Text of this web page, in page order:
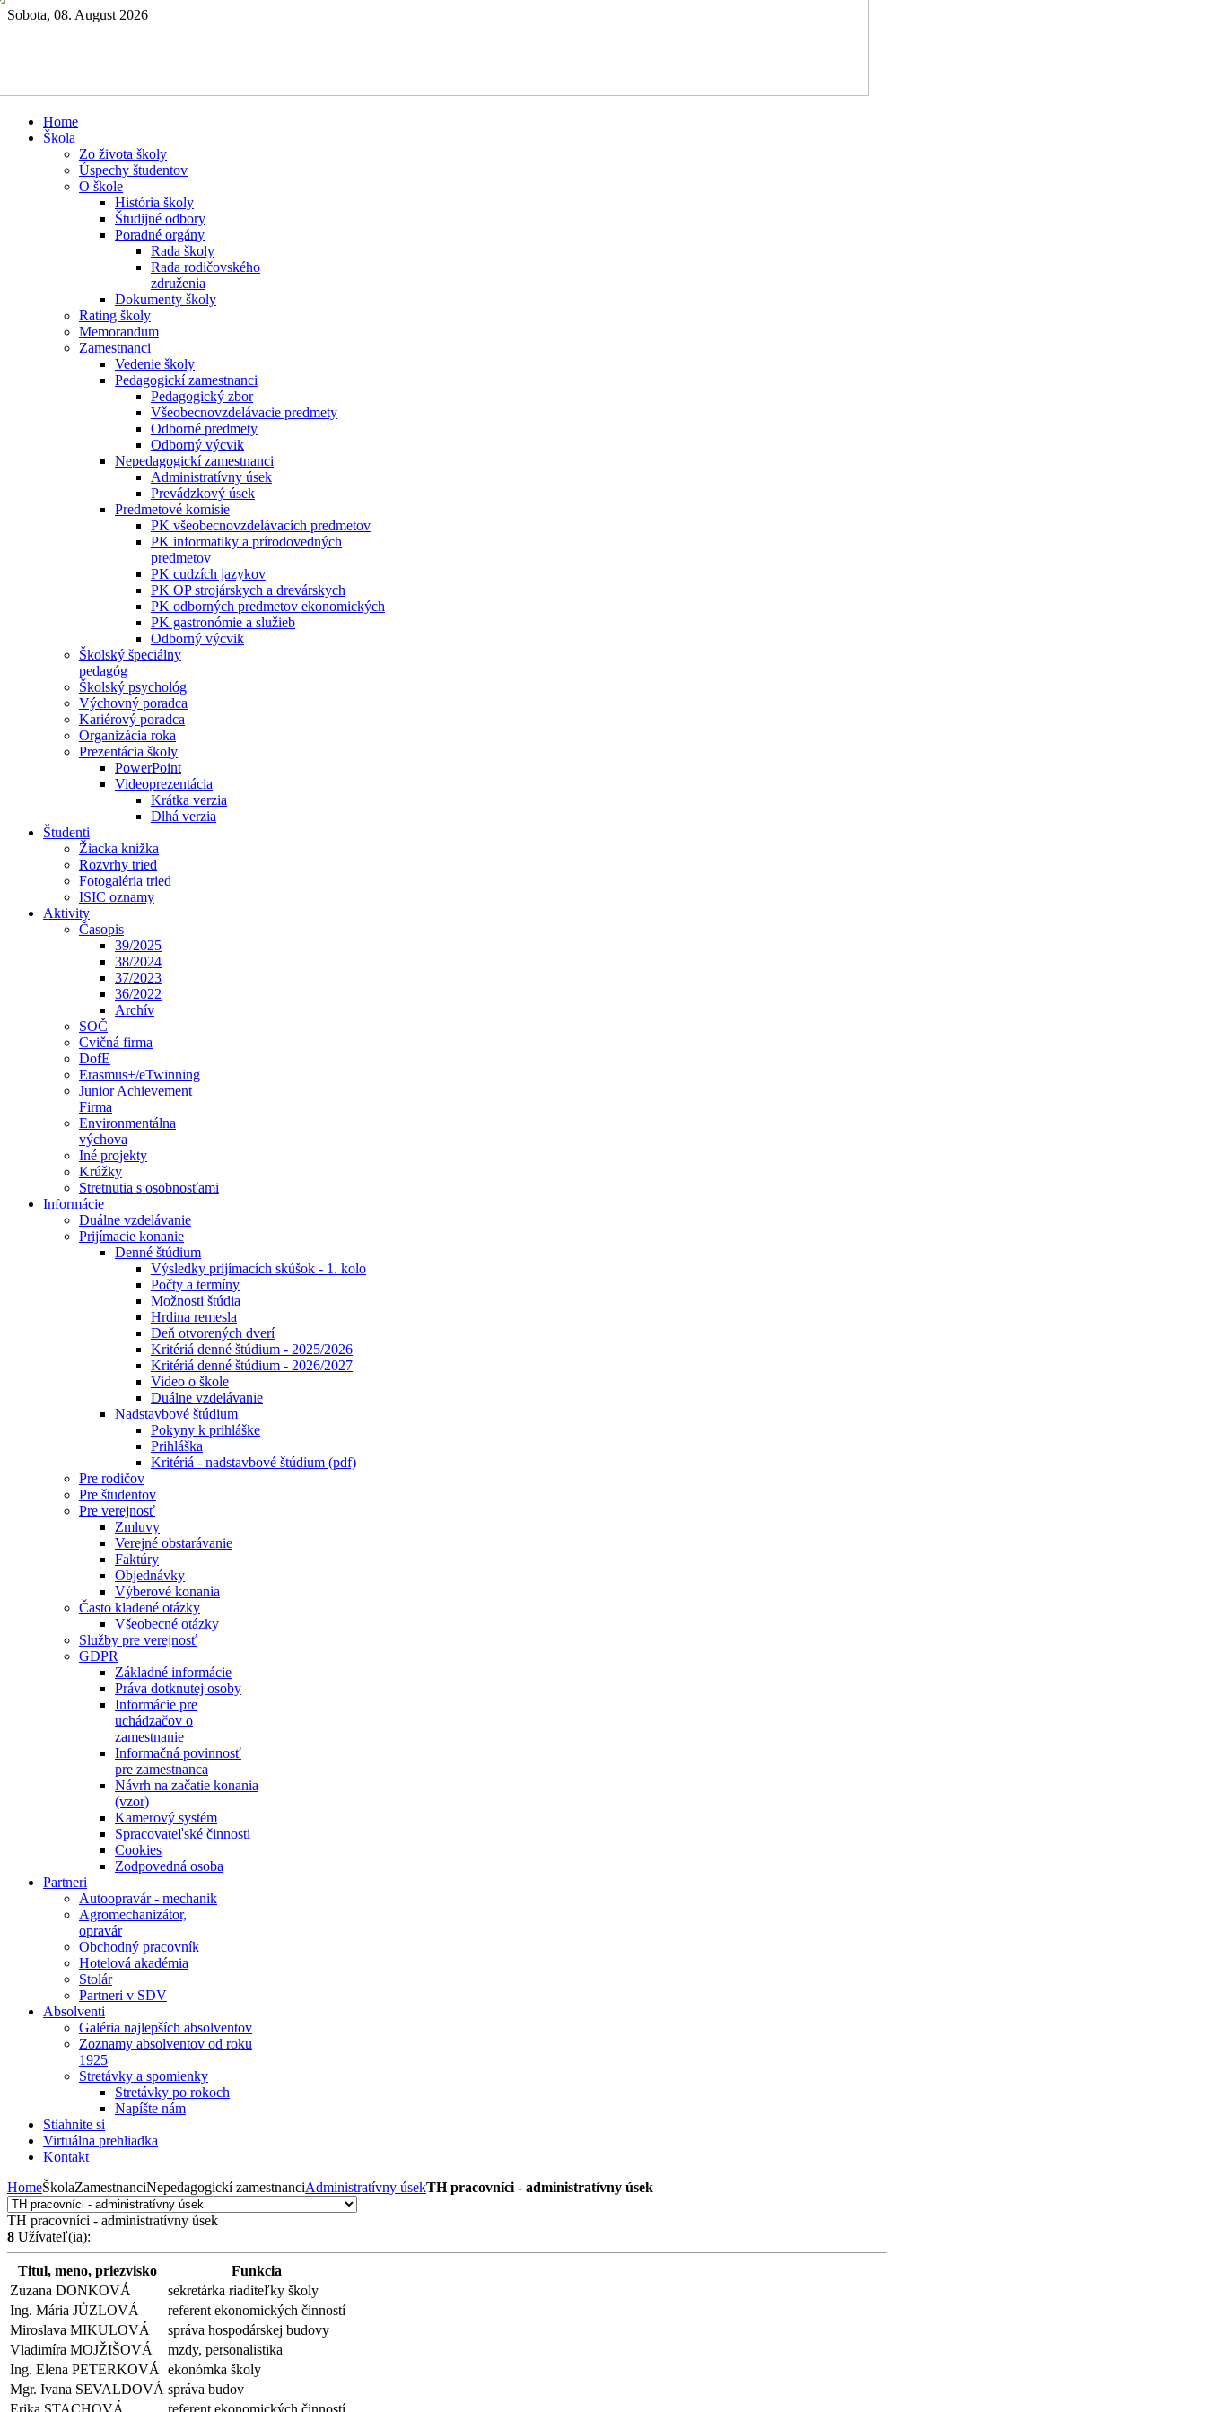
Sobota, 08. August 2026
Home
Škola
Zo života školy
Úspechy študentov
O škole
História školy
Študijné odbory
Poradné orgány
Rada školy
Rada rodičovského
združenia
Dokumenty školy
Rating školy
Memorandum
Zamestnanci
Vedenie školy
Pedagogickí zamestnanci
Pedagogický zbor
Všeobecnovzdelávacie predmety
Odborné predmety
Odborný výcvik
Nepedagogickí zamestnanci
Administratívny úsek
Prevádzkový úsek
Predmetové komisie
PK všeobecnovzdelávacích predmetov
PK informatiky a prírodovedných
predmetov
PK cudzích jazykov
PK OP strojárskych a drevárskych
PK odborných predmetov ekonomických
PK gastronómie a služieb
Odborný výcvik
Školský špeciálny
pedagóg
Školský psychológ
Výchovný poradca
Kariérový poradca
Organizácia roka
Prezentácia školy
PowerPoint
Videoprezentácia
Krátka verzia
Dlhá verzia
Študenti
Žiacka knižka
Rozvrhy tried
Fotogaléria tried
ISIC oznamy
Aktivity
Časopis
39/2025
38/2024
37/2023
36/2022
Archív
SOČ
Cvičná firma
DofE
Erasmus+/eTwinning
Junior Achievement
Firma
Environmentálna
výchova
Iné projekty
Krúžky
Stretnutia s osobnosťami
Informácie
Duálne vzdelávanie
Prijímacie konanie
Denné štúdium
Výsledky prijímacích skúšok - 1. kolo
Počty a termíny
Možnosti štúdia
Hrdina remesla
Deň otvorených dverí
Kritériá denné štúdium - 2025/2026
Kritériá denné štúdium - 2026/2027
Video o škole
Duálne vzdelávanie
Nadstavbové štúdium
Pokyny k prihláške
Prihláška
Kritériá - nadstavbové štúdium (pdf)
Pre rodičov
Pre študentov
Pre verejnosť
Zmluvy
Verejné obstarávanie
Faktúry
Objednávky
Výberové konania
Často kladené otázky
Všeobecné otázky
Služby pre verejnosť
GDPR
Základné informácie
Práva dotknutej osoby
Informácie pre
uchádzačov o
zamestnanie
Informačná povinnosť
pre zamestnanca
Návrh na začatie konania
(vzor)
Kamerový systém
Spracovateľské činnosti
Cookies
Zodpovedná osoba
Partneri
Autoopravár - mechanik
Agromechanizátor,
opravár
Obchodný pracovník
Hotelová akadémia
Stolár
Partneri v SDV
Absolventi
Galéria najlepších absolventov
Zoznamy absolventov od roku
1925
Stretávky a spomienky
Stretávky po rokoch
Napíšte nám
Stiahnite si
Virtuálna prehliadka
Kontakt
HomeŠkolaZamestnanciNepedagogickí zamestnanciAdministratívny úsekTH pracovníci - administratívny úsek
TH pracovníci - administratívny úsek
8 Užívateľ(ia):
Titul, meno, priezvisko
Funkcia
Zuzana DONKOVÁ
sekretárka riaditeľky školy
Ing. Mária JŮZLOVÁ
referent ekonomických činností
Miroslava MIKULOVÁ
správa hospodárskej budovy
Vladimíra MOJŽIŠOVÁ
mzdy, personalistika
Ing. Elena PETERKOVÁ
ekonómka školy
Mgr. Ivana SEVALDOVÁ správa budov
Erika STACHOVÁ
referent ekonomických činností